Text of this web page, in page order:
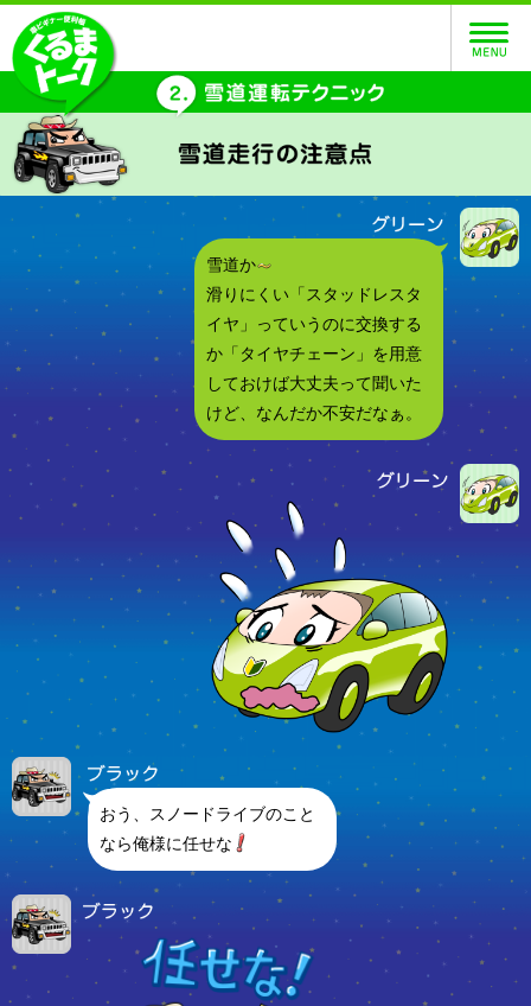
雪道か
滑りにくい「スタッドレスタ
イヤ」っていうのに交換する
か「タイヤチェーン」を用意
しておけば大丈夫って聞いた
けど、なんだか不安だなぁ。
おう、スノードライブのこと
なら俺様に任せな